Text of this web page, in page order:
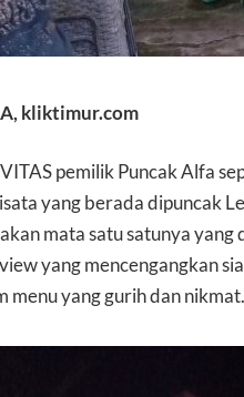
kliktimur.com
pemilik Puncak Alfa
yang berada dipuncak
mata satu satunya
yang mencengangkan
menu yang gurih dan nikmat.